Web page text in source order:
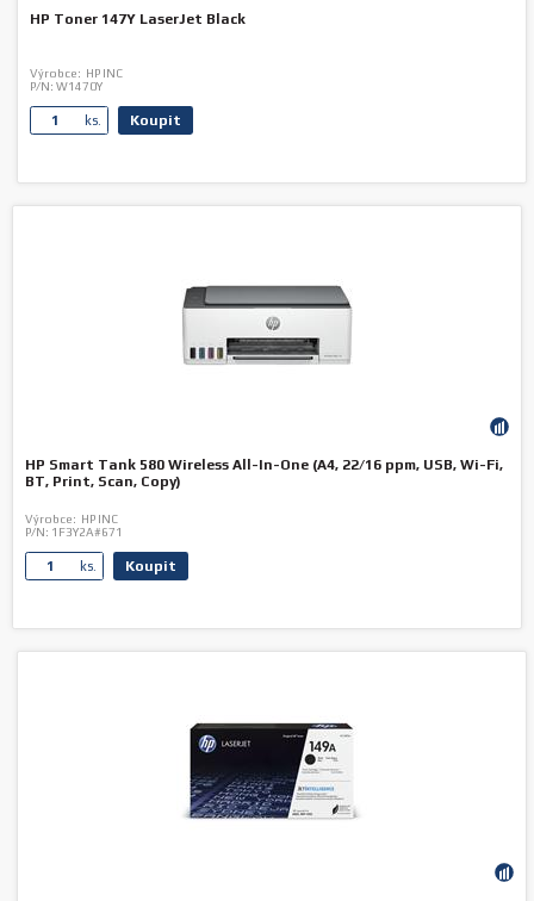
HP Toner 147Y LaserJet Black
Výrobce: HP INC
P/N: W1470Y
ks. Koupit
HP Smart Tank 580 Wireless All-In-One (A4, 22/16 ppm, USB, Wi-Fi,
BT, Print, Scan, Copy)
Výrobce: HP INC
P/N: 1F3Y2A#671
ks. Koupit